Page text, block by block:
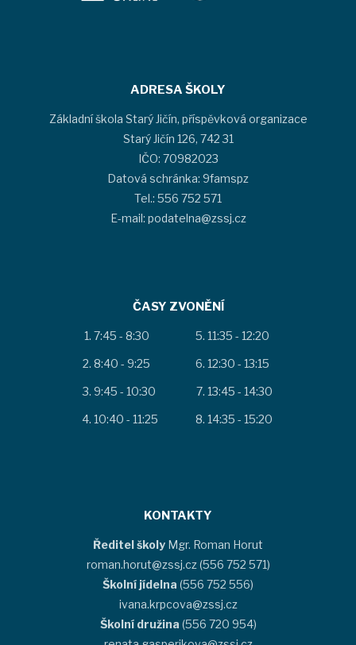
ADRESA ŠKOLY
Základní škola Starý Jičín, příspěvková organizace
Starý Jičín 126, 742 31
IČO: 70982023
Datová schránka: 9famspz
Tel.: 556 752 571
E-mail: podatelna@zssj.cz
ČASY ZVONĚNÍ
7:45 - 8:30
8:40 - 9:25
9:45 - 10:30
10:40 - 11:25
11:35 - 12:20
12:30 - 13:15
13:45 - 14:30
14:35 - 15:20
KONTAKTY
Ředitel školy Mgr. Roman Horut
roman.horut@zssj.cz (556 752 571)
Školní jídelna (556 752 556)
ivana.krpcova@zssj.cz
Školní družina (556 720 954)